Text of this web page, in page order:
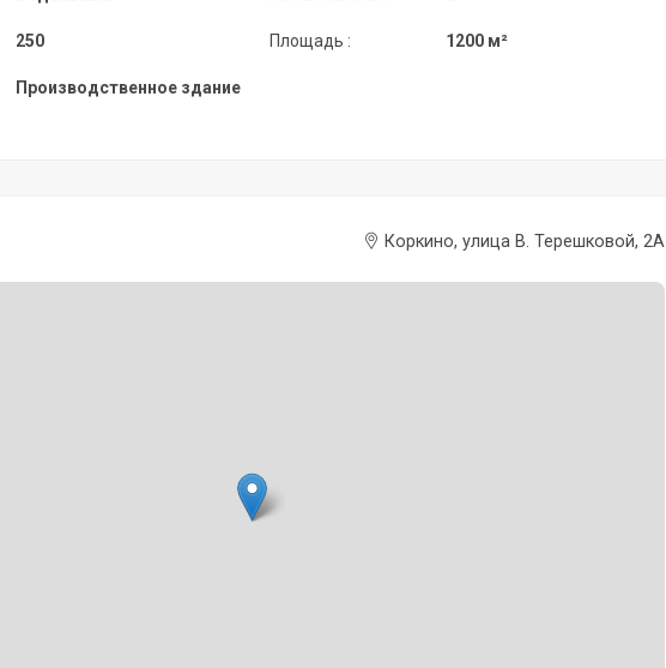
250
Производственное здание
Площадь : 1200 м²
Коркино, улица В. Терешковой, 2А